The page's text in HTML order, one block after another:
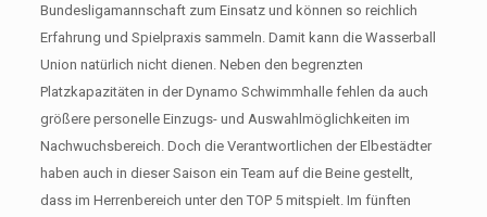
Bundesligamannschaft zum Einsatz und können so reichlich
Erfahrung und Spielpraxis sammeln. Damit kann die Wasserball
Union natürlich nicht dienen. Neben den begrenzten
Platzkapazitäten in der Dynamo Schwimmhalle fehlen da auch
größere personelle Einzugs- und Auswahlmöglichkeiten im
Nachwuchsbereich. Doch die Verantwortlichen der Elbestädter
haben auch in dieser Saison ein Team auf die Beine gestellt,
dass im Herrenbereich unter den TOP 5 mitspielt. Im fünften